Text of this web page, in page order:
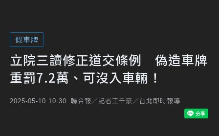
假車牌
立院三讀修正道交條例 偽造車牌
重罰7.2萬、可沒入車輛！
2025-05-10 10:30 聯合報／記者王千豪／台北即時報導